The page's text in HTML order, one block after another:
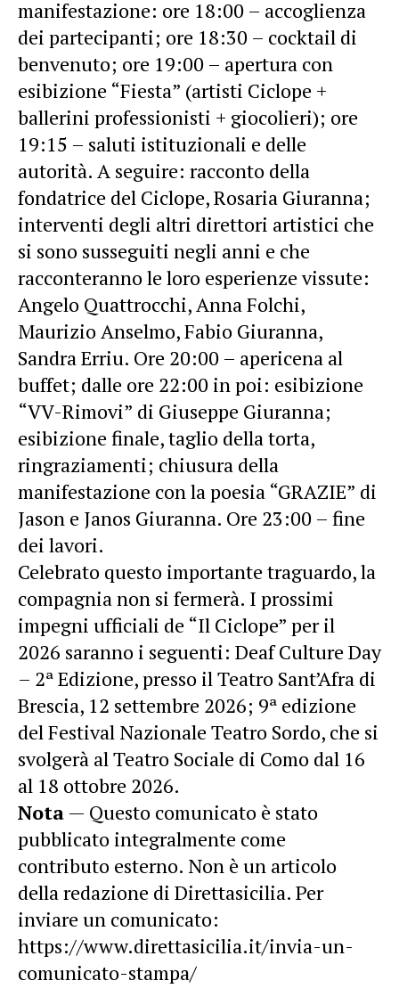
manifestazione: ore 18:00 – accoglienza
dei partecipanti; ore 18:30 – cocktail di
benvenuto; ore 19:00 – apertura con
esibizione “Fiesta” (artisti Ciclope +
ballerini professionisti + giocolieri); ore
19:15 – saluti istituzionali e delle
autorità. A seguire: racconto della
fondatrice del Ciclope, Rosaria Giuranna;
interventi degli altri direttori artistici che
si sono susseguiti negli anni e che
racconteranno le loro esperienze vissute:
Angelo Quattrocchi, Anna Folchi,
Maurizio Anselmo, Fabio Giuranna,
Sandra Erriu. Ore 20:00 – apericena al
buffet; dalle ore 22:00 in poi: esibizione
“VV-Rimovi” di Giuseppe Giuranna;
esibizione finale, taglio della torta,
ringraziamenti; chiusura della
manifestazione con la poesia “GRAZIE” di
Jason e Janos Giuranna. Ore 23:00 – fine
dei lavori.
Celebrato questo importante traguardo, la
compagnia non si fermerà. I prossimi
impegni ufficiali de “Il Ciclope” per il
2026 saranno i seguenti: Deaf Culture Day
– 2ª Edizione, presso il Teatro Sant’Afra di
Brescia, 12 settembre 2026; 9ª edizione
del Festival Nazionale Teatro Sordo, che si
svolgerà al Teatro Sociale di Como dal 16
al 18 ottobre 2026.
Nota — Questo comunicato è stato
pubblicato integralmente come
contributo esterno. Non è un articolo
della redazione di Direttasicilia. Per
inviare un comunicato:
https://www.direttasicilia.it/invia-un-
comunicato-stampa/